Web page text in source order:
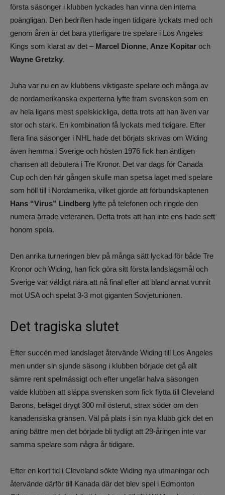
första säsonger i klubben lyckades han vinna den interna
poängligan. Den bedriften hade ingen tidigare lyckats med och
genom åren är det bara ytterligare tre spelare i Los Angeles
Kings som klarat av det – Marcel Dionne, Anze Kopitar och
Wayne Gretzky.
Juha var nu en av klubbens viktigaste spelare och många av
de nordamerikanska experterna lyfte fram svensken som en
av hela ligans mest spelskickliga, detta trots att han även var
stor och stark. En kombination få lyckats med tidigare. Efter
flera fina säsonger i NHL hade det börjats skrivas om Widing
även hemma i Sverige och hösten 1976 fick han äntligen
chansen att debutera i Tre Kronor. Det var dags för Canada
Cup och den här gången skulle man spetsa laget med spelare
som höll till i Nordamerika, vilket gjorde att förbundskaptenen
Hans “Virus” Lindberg lyfte på telefonen och ringde den
numera ärrade veteranen. Detta trots att han inte ens hade sett
honom spela.
Den anrika turneringen blev på många sätt lyckad för både Tre
Kronor och Widing, han fick göra sitt första landslagsmål och
Sverige var väldigt nära att nå final efter att bland annat vunnit
mot USA och spelat 3-3 mot giganten Sovjetunionen.
Det tragiska slutet
Efter succén med landslaget återvände Widing till Los Angeles
men under sin sjunde säsong i klubben började det gå allt
sämre rent spelmässigt och efter ungefär halva säsongen
valde klubben att släppa svensken som fick flytta till Cleveland
Barons, beläget drygt 300 mil österut, strax söder om den
kanadensiska gränsen. Väl på plats i sin nya klubb gick det en
aning bättre men det började bli tydligt att 29-åringen inte var
samma spelare som några år tidigare.
Efter en kort tid i Cleveland sökte Widing nya utmaningar och
återvände därför till Kanada där det blev spel i Edmonton